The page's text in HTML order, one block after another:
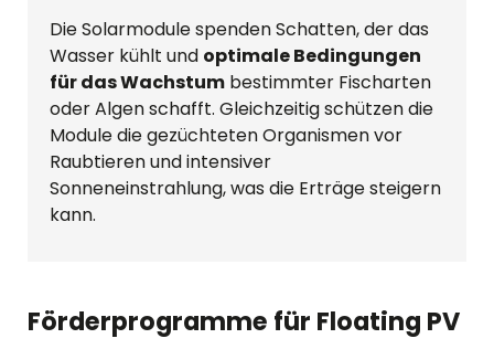
Die Solarmodule spenden Schatten, der das
Wasser kühlt und optimale Bedingungen
für das Wachstum bestimmter Fischarten
oder Algen schafft. Gleichzeitig schützen die
Module die gezüchteten Organismen vor
Raubtieren und intensiver
Sonneneinstrahlung, was die Erträge steigern
kann.
Förderprogramme für Floating PV